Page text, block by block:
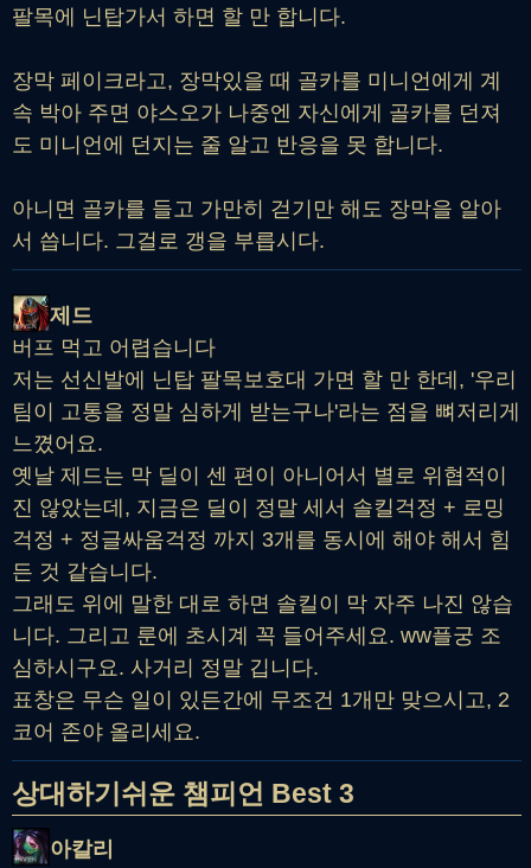
팔목에 닌탑가서 하면 할 만 합니다.
장막 페이크라고, 장막있을 때 골카를 미니언에게 계
속 박아 주면 야스오가 나중엔 자신에게 골카를 던져
도 미니언에 던지는 줄 알고 반응을 못 합니다.
아니면 골카를 들고 가만히 걷기만 해도 장막을 알아
서 씁니다. 그걸로 갱을 부릅시다.
제드
버프 먹고 어렵습니다
저는 선신발에 닌탑 팔목보호대 가면 할 만 한데, '우리
팀이 고통을 정말 심하게 받는구나'라는 점을 뼈저리게
느꼈어요.
옛날 제드는 막 딜이 센 편이 아니어서 별로 위협적이
진 않았는데, 지금은 딜이 정말 세서 솔킬걱정 + 로밍
걱정 + 정글싸움걱정 까지 3개를 동시에 해야 해서 힘
든 것 같습니다.
그래도 위에 말한 대로 하면 솔킬이 막 자주 나진 않습
니다. 그리고 룬에 초시계 꼭 들어주세요. ww플궁 조
심하시구요. 사거리 정말 깁니다.
표창은 무슨 일이 있든간에 무조건 1개만 맞으시고, 2
코어 존야 올리세요.
상대하기쉬운 챔피언 Best 3
아칼리